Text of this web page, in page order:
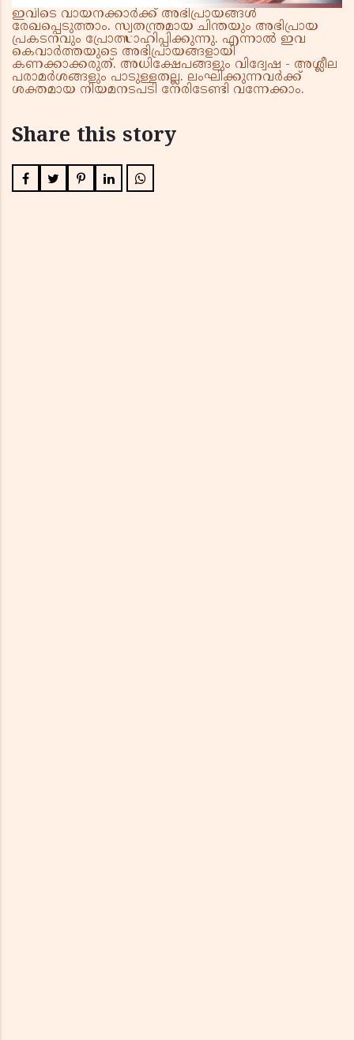
ഇവിടെ വായനക്കാർക്ക് അഭിപ്രായങ്ങൾ
രേഖപ്പെടുത്താം. സ്വതന്ത്രമായ ചിന്തയും അഭിപ്രായ
പ്രകടനവും പ്രോത്സാഹിപ്പിക്കുന്നു. എന്നാൽ ഇവ
കെവാർത്തയുടെ അഭിപ്രായങ്ങളായി
കണക്കാക്കരുത്. അധിക്ഷേപങ്ങളും വിദ്വേഷ - അശ്ലീല
പരാമർശങ്ങളും പാടുള്ളതല്ല. ലംഘിക്കുന്നവർക്ക്
ശക്തമായ നിയമനടപടി നേരിടേണ്ടി വന്നേക്കാം.
Share this story